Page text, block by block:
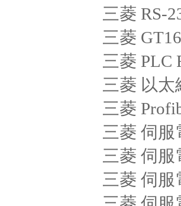
三菱 RS-
三菱
三菱 PLC
三菱 以太
三菱
三菱 伺服
三菱 伺服
三菱 伺服